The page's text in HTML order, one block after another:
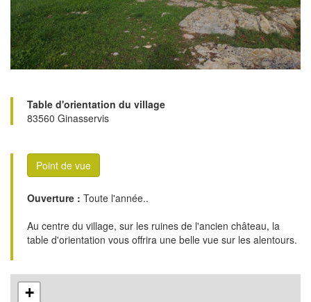
Table d'orientation du village
83560 Ginasservis
Point de vue
Ouverture : Toute l'année..
Au centre du village, sur les ruines de l'ancien château, la
table d'orientation vous offrira une belle vue sur les alentours.
+